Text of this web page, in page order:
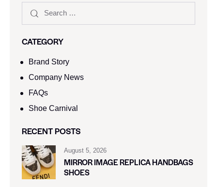
CATEGORY
Brand Story
Company News
FAQs
Shoe Carnival​
RECENT POSTS
August 5, 2026
MIRROR IMAGE REPLICA HANDBAGS
SHOES